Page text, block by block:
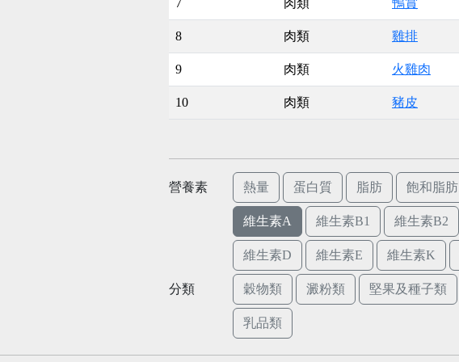
7 肉類 鴨賞
8 肉類 雞排
9 肉類 火雞肉
10 肉類 豬皮
營養素 熱量 蛋白質 脂肪 飽和脂肪
維生素A 維生素B1 維生素B2
維生素D 維生素E 維生素K
分類 穀物類 澱粉類 堅果及種子類
乳品類